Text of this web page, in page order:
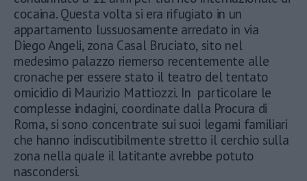
cocaina. Questa volta si era rifugiato in un
appartamento lussuosamente arredato in via
Diego Angeli, zona Casal Bruciato, sito nel
medesimo palazzo riemerso recentemente alle
cronache per essere stato il teatro del tentato
omicidio di Maurizio Mattiozzi. In particolare le
complesse indagini, coordinate dalla Procura di
Roma, si sono concentrate sui suoi legami familiari
che hanno indiscutibilmente stretto il cerchio sulla
zona nella quale il latitante avrebbe potuto
nascondersi.